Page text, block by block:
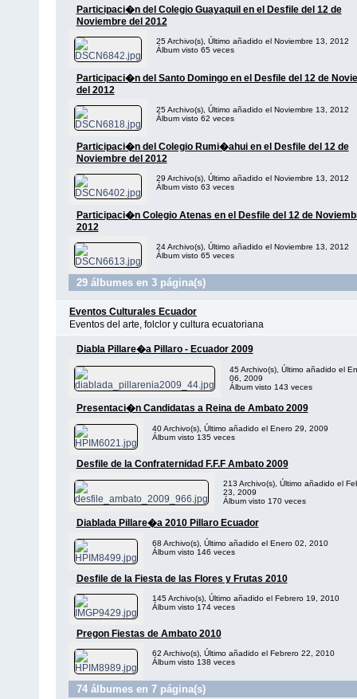
Participaci�n del Colegio Guayaquil en el Desfile del 12 de
Noviembre del 2012
25 Archivo(s), Último añadido el Noviembre 13, 2012
Álbum visto 65 veces
Participaci�n del Santo Domingo en el Desfile del 12 de
del 2012
25 Archivo(s), Último añadido el Noviembre 13, 2012
Álbum visto 62 veces
Participaci�n del Colegio Rumi�ahui en el Desfile del 12 de
Noviembre del 2012
29 Archivo(s), Último añadido el Noviembre 13, 2012
Álbum visto 63 veces
Participaci�n Colegio Atenas en el Desfile del 12 de
2012
24 Archivo(s), Último añadido el Noviembre 13, 2012
Álbum visto 65 veces
29 álbumes en 3 página(s)
Eventos Culturales Ecuador
Eventos del arte, folclor y cultura ecuatoriana
Diabla Pillare�a Pillaro - Ecuador 2009
45 Archivo(s), Último añadido el
06, 2009
Álbum visto 143 veces
Presentaci�n Candidatas a Reina de Ambato 2009
40 Archivo(s), Último añadido el Enero 29, 2009
Álbum visto 135 veces
Desfile de la Confraternidad F.F.F Ambato 2009
213 Archivo(s), Último añadido el
23, 2009
Álbum visto 170 veces
Diablada Pillare�a 2010 Pillaro Ecuador
68 Archivo(s), Último añadido el Enero 02, 2010
Álbum visto 146 veces
Desfile de la Fiesta de las Flores y Frutas 2010
145 Archivo(s), Último añadido el Febrero 19, 2010
Álbum visto 174 veces
Pregon Fiestas de Ambato 2010
62 Archivo(s), Último añadido el Febrero 22, 2010
Álbum visto 138 veces
74 álbumes en 7 página(s)